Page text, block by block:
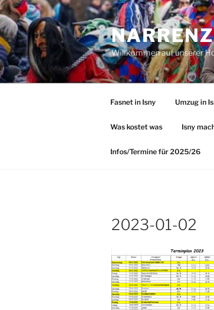
Zum
Inhalt
springen
Willkommen auf unserer
Fasnet in Isny Umzug in
Was kostet was Isny
Infos/Termine für 2025/26
2023-01-02